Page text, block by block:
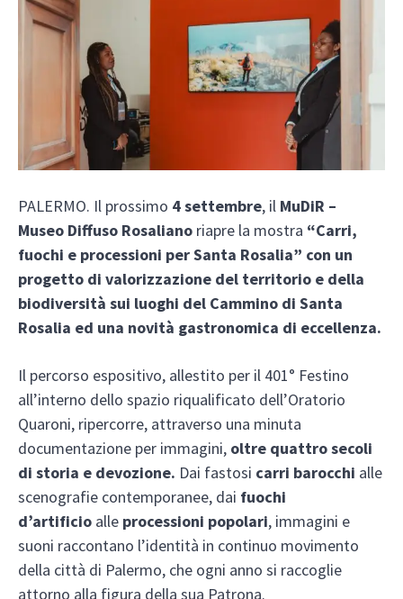
PALERMO. Il prossimo 4 settembre, il MuDiR –
Museo Diffuso Rosaliano riapre la mostra “Carri,
fuochi e processioni per Santa Rosalia” con un
progetto di valorizzazione del territorio e della
biodiversità sui luoghi del Cammino di Santa
Rosalia ed una novità gastronomica di eccellenza.
Il percorso espositivo, allestito per il 401° Festino
all’interno dello spazio riqualificato dell’Oratorio
Quaroni, ripercorre, attraverso una minuta
documentazione per immagini, oltre quattro secoli
di storia e devozione. Dai fastosi carri barocchi alle
scenografie contemporanee, dai fuochi
d’artificio alle processioni popolari, immagini e
suoni raccontano l’identità in continuo movimento
della città di Palermo, che ogni anno si raccoglie
attorno alla figura della sua Patrona.